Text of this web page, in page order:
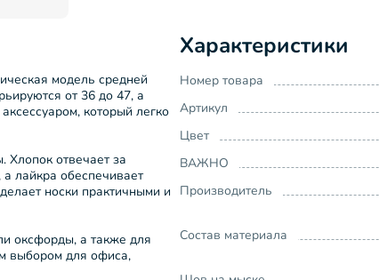
модель средней
от 36 до 47, а
который легко
Хлопок отвечает за
лайкра обеспечивает
носки практичными и
оксфорды, а также для
выбором для офиса,
Характеристики
Номер товара
Артикул
Цвет
ВАЖНО
Производитель
Состав материала